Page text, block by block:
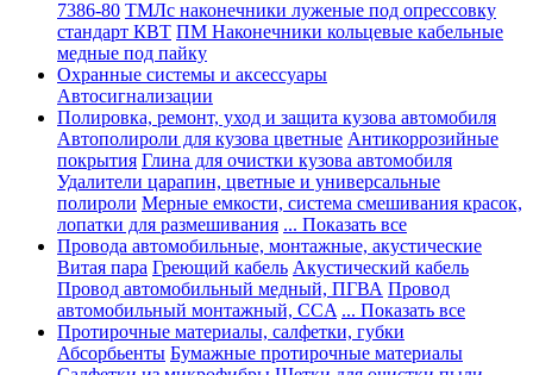
7386-80 ТМЛс наконечники луженые под опрессовку
стандарт КВТ ПМ Наконечники кольцевые кабельные
медные под пайку
Охранные системы и аксессуары
Автосигнализации
Полировка, ремонт, уход и защита кузова автомобиля
Автополироли для кузова цветные Антикоррозийные
покрытия Глина для очистки кузова автомобиля
Удалители царапин, цветные и универсальные
полироли Мерные емкости, система смешивания красок,
лопатки для размешивания ... Показать все
Провода автомобильные, монтажные, акустические
Витая пара Греющий кабель Акустический кабель
Провод автомобильный медный, ПГВА Провод
автомобильный монтажный, CCA ... Показать все
Протирочные материалы, салфетки, губки
Абсорбьенты Бумажные протирочные материалы